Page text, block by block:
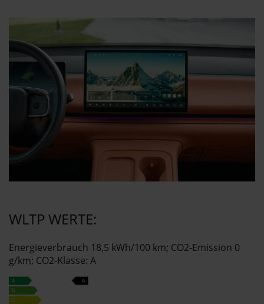
WLTP WERTE:
Energieverbrauch 18,5 kWh/100 km; CO2-Emission 0
g/km; CO2-Klasse: A